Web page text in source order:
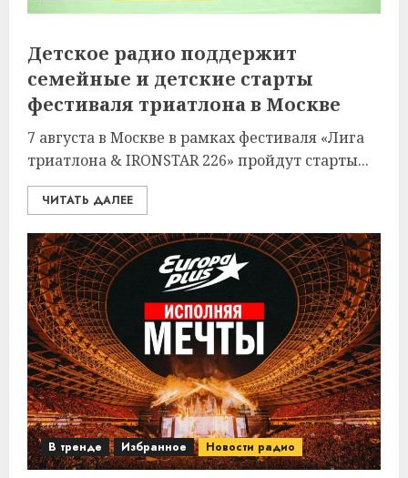
Детское радио поддержит
семейные и детские старты
фестиваля триатлона в Москве
7 августа в Москве в рамках фестиваля «Лига
триатлона & IRONSTAR 226» пройдут старты...
ЧИТАТЬ ДАЛЕЕ
В тренде Избранное Новости радио